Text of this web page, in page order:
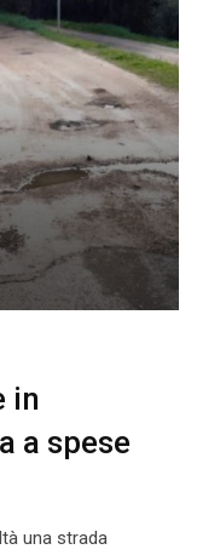
in
a spese
una strada